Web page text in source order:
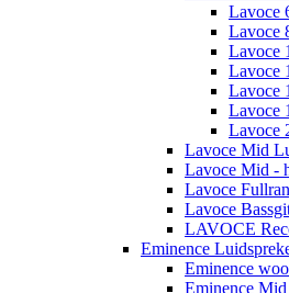
Lavoce
Lavoce
Lavoce
Lavoce
Lavoce
Lavoce
Lavoce
Lavoce Mid
Lavoce Mid -
Lavoce
Lavoce
LAVOCE
Eminence
Eminence
Eminence